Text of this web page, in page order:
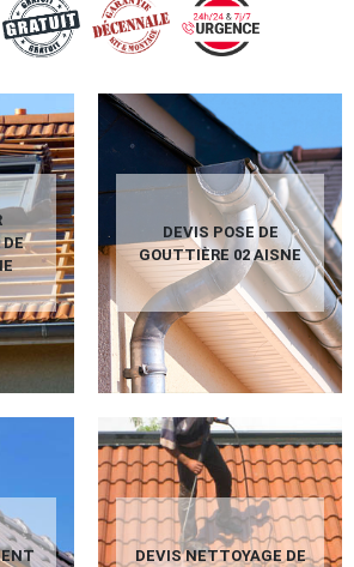
DEVIS POSE DE
GOUTTIÈRE 02 AISNE
DEVIS NETTOYAGE DE